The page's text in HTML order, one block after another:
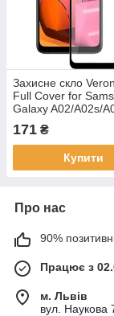
Захисне скло
Full Cover for
Galaxy A02/A02s/
Black
171 ₴
Купити
Про нас
90%
Працює з
м. Львів
вул. Наукова